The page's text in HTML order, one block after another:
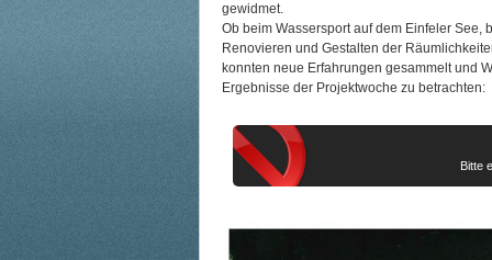
gewidmet.
Ob beim Wassersport auf dem Einfeler See,
Renovieren und Gestalten der
konnten neue Erfahrungen gesammelt und
Ergebnisse der Projektwoche zu betrachten:
Bitte